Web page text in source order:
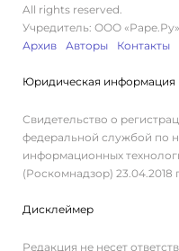
All rights reserved.
Учредитель: ООО «Раре.Ру»
Архив
Авторы Контакты
Юридическая информация
Свидетельство о
федеральной службой по
информационных
(Роскомнадзор) 23.04.2018
Дисклеймер
Редакция не несет